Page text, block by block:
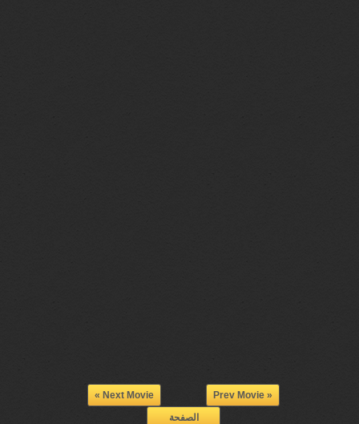
« Prev Movie
Next Movie »
الصفحة